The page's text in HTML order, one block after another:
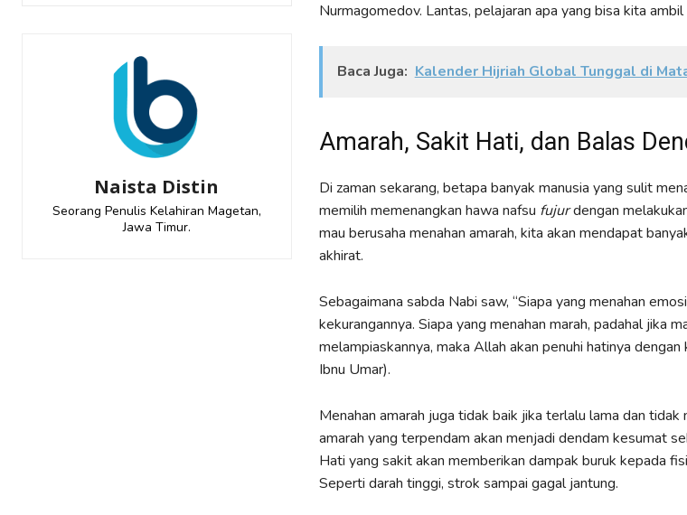
Naista Distin
Seorang Penulis Kelahiran Magetan,
Jawa Timur.
Nurmagomedov. Lantas, pelajaran apa yang bisa kita
Baca Juga: Kalender Hijriah Global Tunggal di
Amarah, Sakit Hati, dan Balas
Di zaman sekarang, betapa banyak manusia yang sulit
memilih memenangkan hawa nafsu fujurdengan
mau berusaha menahan amarah, kita akan mendapat
akhirat.
Sebagaimana sabda Nabi saw, “Siapa yang menahan
kekurangannya. Siapa yang menahan marah, padahal jika
melampiaskannya, maka Allah akan penuhi hatinya dengan
Ibnu Umar).
Menahan amarah juga tidak baik jika terlalu lama dan tidak
amarah yang terpendam akan menjadi dendam kesumat
Hati yang sakit akan memberikan dampak buruk kepada
Seperti darah tinggi, strok sampai gagal jantung.